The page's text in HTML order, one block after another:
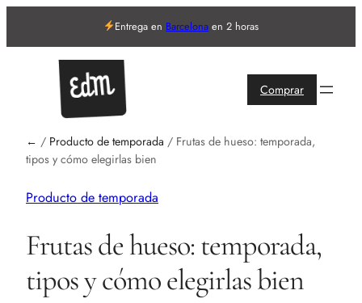
Entrega en Barcelona en 2 horas
Comprar
← / Producto de temporada / Frutas de hueso: temporada,
tipos y cómo elegirlas bien
Producto de temporada
Frutas de hueso: temporada,
tipos y cómo elegirlas bien